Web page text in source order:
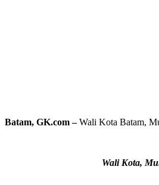
Batam, GK.com –Wali Kota Batam,
Wali Kota,